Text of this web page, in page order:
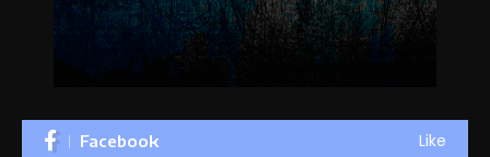
Facebook Like